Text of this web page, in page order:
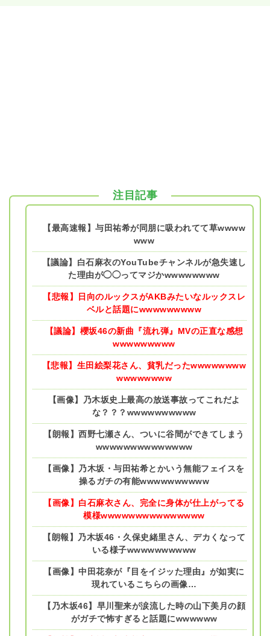
注目記事
【最高速報】与田祐希が同朋に吸われてて草wwww
www
【議論】白石麻衣のYouTubeチャンネルが急失速し
た理由が◯◯ってマジかwwwwwwww
【悲報】日向のルックスがAKBみたいなルックスレ
ベルと話題にwwwwwwwww
【議論】櫻坂46の新曲『流れ弾』MVの正直な感想
wwwwwwwww
【悲報】生田絵梨花さん、貧乳だったwwwwwwww
wwwwwwww
【画像】乃木坂史上最高の放送事故ってこれだよ
な？？？wwwwwwwwww
【朗報】西野七瀬さん、ついに谷間ができてしまう
wwwwwwwwwwwwww
【画像】乃木坂・与田祐希とかいう無能フェイスを
操るガチの有能wwwwwwwwww
【画像】白石麻衣さん、完全に身体が仕上がってる
模様wwwwwwwwwwwwwww
【朗報】乃木坂46・久保史緒里さん、デカくなって
いる様子wwwwwwwwww
【画像】中田花奈が『目をイジッた理由』が如実に
現れているこちらの画像…
【乃木坂46】早川聖来が涙流した時の山下美月の顔
がガチで怖すぎると話題にwwwwww